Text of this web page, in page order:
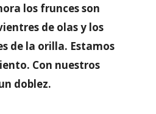
los frunces son
de olas y los
de la orilla. Estamos
Con nuestros
doblez.